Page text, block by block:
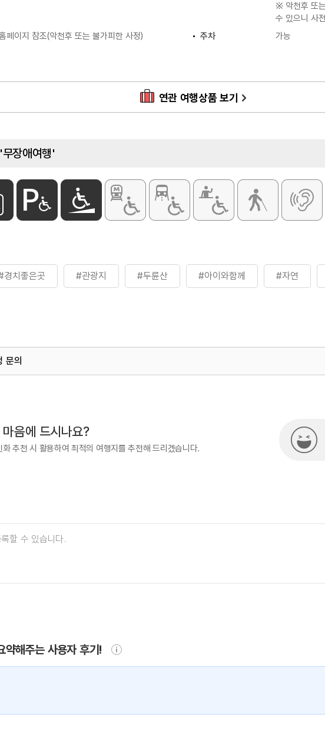
※ 악천후 또
수 있으니 사
페이지 참조(악천후 또는 불가피한 사정) 주차
가능
단체(대인 30인이상) 13,000원
※ 장애인·경로(65세 이상)·국가유공자 1,000원
연관 여행상품 보기
장애여행'
경치좋은곳 #관광지 #두륜산 #아이와함께 #자연
문의
음에 드시나요?
추천 시 활용하여 최적의 여행지를 추천해 드리겠습니다.
해주는 사용자 후기!